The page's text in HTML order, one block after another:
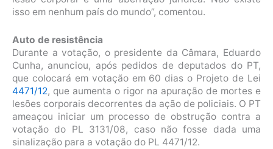
isso em nenhum país do mundo”, comentou.
Auto de resistência
Durante a votação, o presidente da Câmara, Eduardo
Cunha, anunciou, após pedidos de deputados do PT,
que colocará em votação em 60 dias o Projeto de Lei
4471/12, que aumenta o rigor na apuração de mortes e
lesões corporais decorrentes da ação de policiais. O PT
ameaçou iniciar um processo de obstrução contra a
votação do PL 3131/08, caso não fosse dada uma
sinalização para a votação do PL 4471/12.